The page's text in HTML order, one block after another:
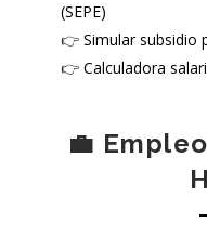
(SEPE)
👉 Simular subsidio
👉 Calculadora
💼